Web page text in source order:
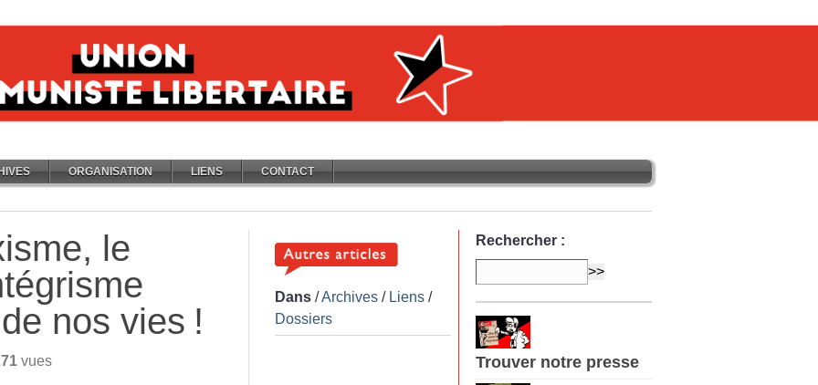
ORGANISATION LIENS CONTACT
le
nos vies !
vues
Dans /Archives / Liens /
Dossiers
Rechercher :
Trouver notre presse